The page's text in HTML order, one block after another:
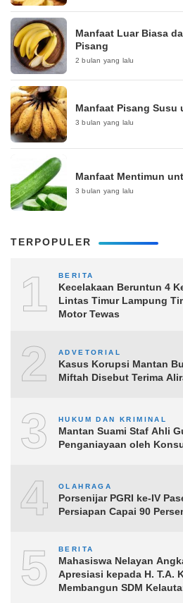
Manfaat Luar Biasa
Pisang
2 bulan yang lalu
Manfaat Pisang Susu
3 bulan yang lalu
Manfaat Mentimun
3 bulan yang lalu
TERPOPULER
1 BERITA
Kecelakaan Beruntun 4
Lintas Timur Lampung
Motor Tewas
2 ADVETORIAL
Kasus Korupsi Mantan
Miftah Disebut Terima
3 HUKUM DAN KRIMINAL
Mantan Suami Staf Ahli
Penganiayaan oleh
4 OLAHRAGA
Porsenijar PGRI ke-IV
Persiapan Capai 90
5 BERITA
Mahasiswa Nelayan
Apresiasi kepada H. T.A.
Membangun SDM